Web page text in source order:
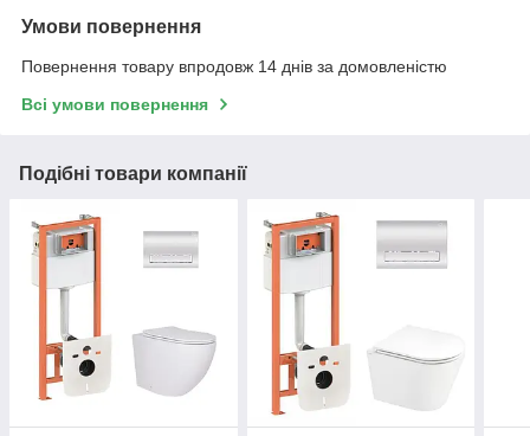
Умови повернення
Повернення товару впродовж 14 днів за домовленістю
Всі умови повернення
Подібні товари компанії